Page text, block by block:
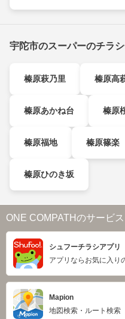
宇陀市のスーパーのチラ
榛原萩乃里 榛原高
榛原あかね台 榛原
榛原福地 榛原篠楽
榛原ひのき坂
ONE COMPATHのサービス
シュフーチラシアプリ
アプリならお気に入り
Mapion
地図検索・ルート検索